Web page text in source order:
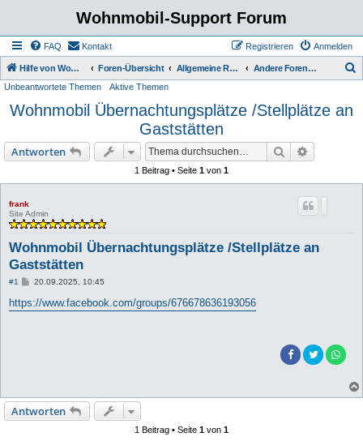
Wohnmobil-Support Forum
FAQ Kontakt Anmelden
Registrieren
Hilfe von Womo Fans für Womo Besitzer Foren-Übersicht Allgemeine Rubriken Andere Foren empfehlen
Unbeantwortete Themen Aktive Themen
Wohnmobil Übernachtungsplätze /Stellplätze an
Gaststätten
Antworten Suche
1 Beitrag • Seite 1 von 1
frank
Site Admin
Wohnmobil Übernachtungsplätze /Stellplätze an
Gaststätten
#1
B
i
t
20.09.2025, 10:45
https://www.facebook.com/groups/676678636193056
Antworten
1 Beitrag • Seite 1 von 1